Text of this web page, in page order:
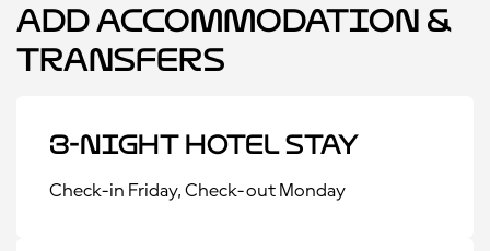
Add Accommodation &
Transfers
3-Night Hotel Stay
Check-in Friday, Check-out Monday